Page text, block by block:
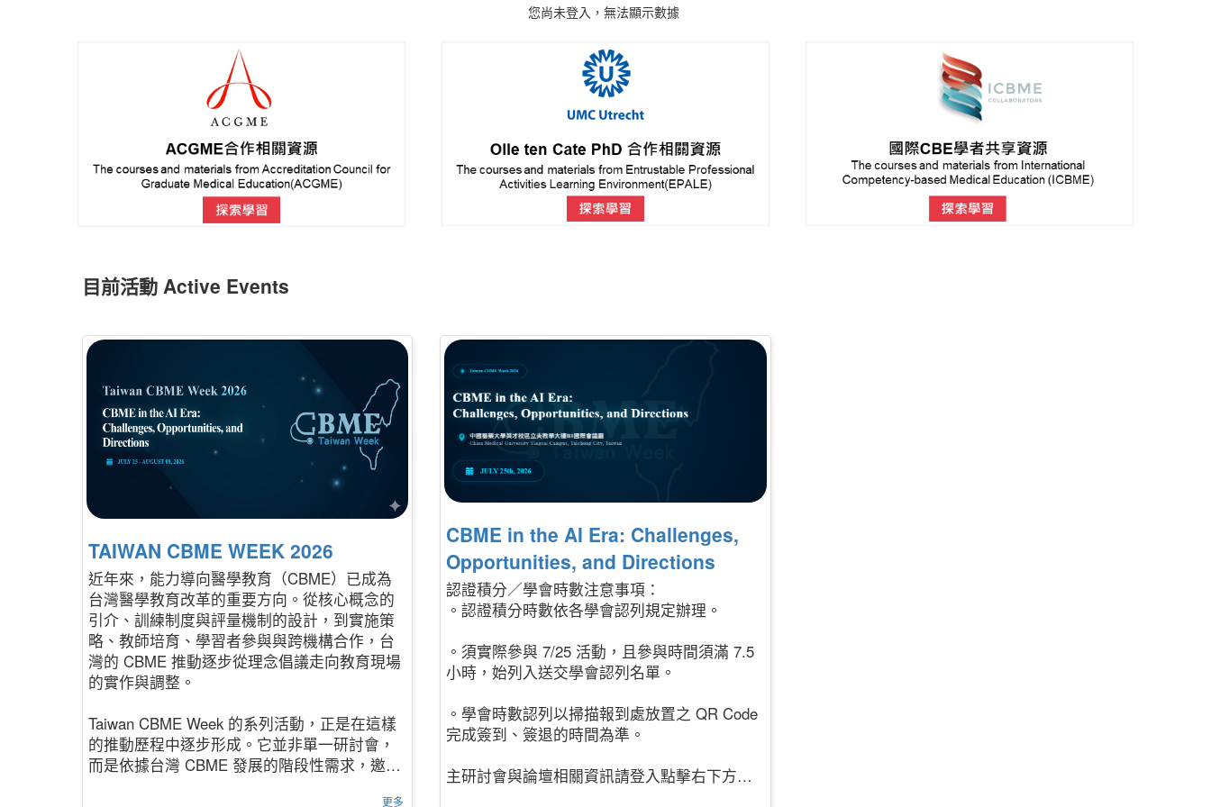
您尚未登入，無法顯示數據
目前活動 Active Events
TAIWAN CBME WEEK 2026
近年來，能力導向醫學教育（CBME）已成為
台灣醫學教育改革的重要方向。從核心概念的
引介、訓練制度與評量機制的設計，到實施策
略、教師培育、學習者參與與跨機構合作，台
灣的 CBME 推動逐步從理念倡議走向教育現場
的實作與調整。
Taiwan CBME Week 的系列活動，正是在這樣
的推動歷程中逐步形成。它並非單一研討會，
而是依據台灣 CBME 發展的階段性需求，邀集
更多
CBME in the AI Era: Challenges,
Opportunities, and Directions
認證積分／學會時數注意事項：
。認證積分時數依各學會認列規定辦理。
。須實際參與 7/25 活動，且參與時間須滿 7.5
小時，始列入送交學會認列名單。
。學會時數認列以掃描報到處放置之 QR Code
完成簽到、簽退的時間為準。
主研討會與論壇相關資訊請登入點擊右下方的